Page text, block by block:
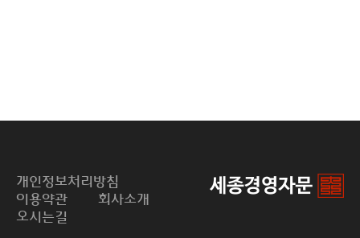
개인정보처리방침
이용약관
회사소개
오시는길